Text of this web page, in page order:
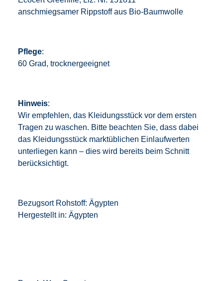
anschmiegsamer Rippstoff aus Bio-Baumwolle
Pflege:
60 Grad, trocknergeeignet
Hinweis:
Wir empfehlen, das Kleidungsstück vor dem ersten
Tragen zu waschen. Bitte beachten Sie, dass dabei
das Kleidungsstück marktüblichen Einlaufwerten
unterliegen kann – dies wird bereits beim Schnitt
berücksichtigt.
Bezugsort Rohstoff: Ägypten
Hergestellt in: Ägypten